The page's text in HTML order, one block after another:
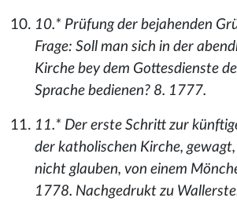
10.* Prüfung der bejahenden
Frage: Soll man sich in der
Kirche bey dem Gottesdienste
Sprache bedienen? 8. 1777.
11.* Der erste Schritt zur
der katholischen Kirche,
nicht glauben, von einem
1778. Nachgedrukt zu